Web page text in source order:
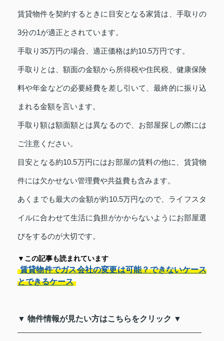
賃貸物件を契約するときに目安となる家賃は、手取りの
3分の1が適正とされています。
手取り35万円の場合、適正価格は約10.5万円です。
手取りとは、額面の金額から所得税や住民税、健康保険
料や年金などの必要経費を差し引いて、最終的に振り込
まれる金額を言います。
手取り額は額面額とは異なるので、お部屋探しの際には
ご注意ください。
目安となる約10.5万円にはお部屋の賃料の他に、賃貸物
件には欠かせない管理費や共益費も含みます。
あくまでも最大の金額が約10.5万円なので、ライフスタ
イルに合わせて生活に負担がかからないようにお部屋選
びをするのが大切です。
▼この記事も読まれています
賃貸物件でガス会社の変更は可能？できないケース
とできるケース
▼ 物件情報が見たい方はこちらをクリック ▼